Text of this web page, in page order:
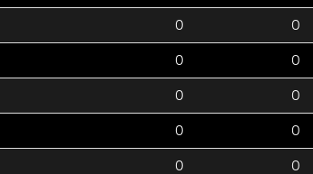
0 0
0 0
0 0
0 0
0 0